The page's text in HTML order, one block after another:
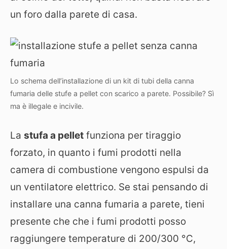
un foro dalla parete di casa.
Lo schema dell’installazione di un kit di tubi della canna
fumaria delle stufe a pellet con scarico a parete. Possibile? Sì
ma è illegale e incivile.
La stufa a pellet funziona per tiraggio
forzato, in quanto i fumi prodotti nella
camera di combustione vengono espulsi da
un ventilatore elettrico. Se stai pensando di
installare una canna fumaria a parete, tieni
presente che che i fumi prodotti posso
raggiungere temperature di 200/300 °C,